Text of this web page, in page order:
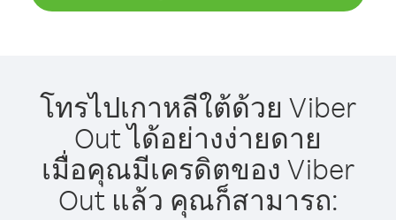
โทรไปเกาหลีใต้ด้วย Viber
Out ได้อย่างง่ายดาย
เมื่อคุณมีเครดิตของ Viber
Out แล้ว คุณก็สามารถ: